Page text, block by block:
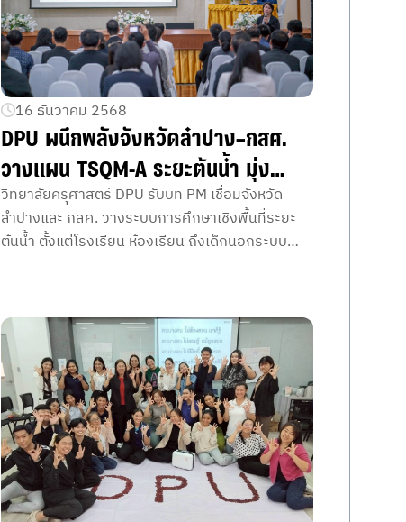
16 ธันวาคม 2568
DPU ผนึกพลังจังหวัดลำปาง–กสศ.
วางแผน TSQM-A ระยะต้นน้ำ มุ่ง
พัฒนาเชิงระบบ
วิทยาลัยครุศาสตร์ DPU รับบท PM เชื่อมจังหวัด
ลำปางและ กสศ. วางระบบการศึกษาเชิงพื้นที่ระยะ
ต้นน้ำ ตั้งแต่โรงเรียน ห้องเรียน ถึงเด็กนอกระบบ